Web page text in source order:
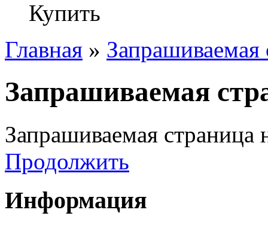
Купить
Главная » Запрашиваемая
Запрашиваемая
Запрашиваемая страница
Продолжить
Информация